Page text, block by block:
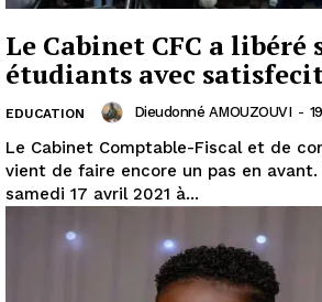
Le Cabinet CFC a libéré
étudiants avec
EDUCATION Dieudonné AMOUZOUVI -
Le Cabinet Comptable-Fiscal et de
vient de faire encore un pas en
samedi 17 avril 2021 à...